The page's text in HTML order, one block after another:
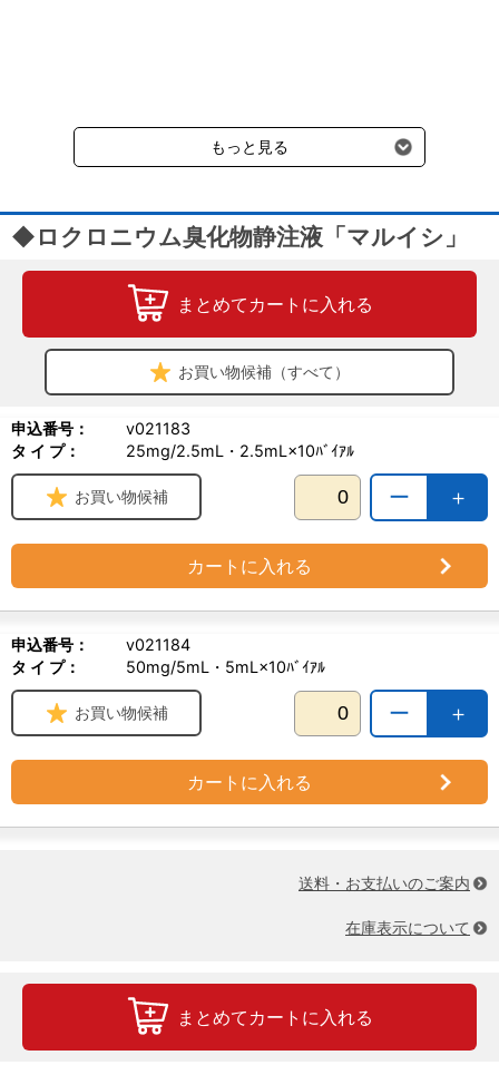
受けます。
もっと見る
◆ロクロニウム臭化物静注液「マルイシ」
まとめてカートに入れる
お買い物候補（すべて）
申込番号：
v021183
タ イ プ：
25mg/2.5mL・2.5mL×10ﾊﾞｲｱﾙ
＋
ー
お買い物候補
カートに入れる
申込番号：
v021184
タ イ プ：
50mg/5mL・5mL×10ﾊﾞｲｱﾙ
＋
ー
お買い物候補
カートに入れる
送料・お支払いのご案内
在庫表示について
まとめてカートに入れる